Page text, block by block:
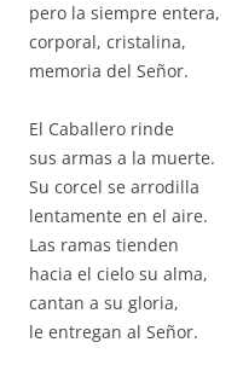
pero la siempre entera,
corporal, cristalina,
memoria del Señor.
El Caballero rinde
sus armas a la muerte.
Su corcel se arrodilla
lentamente en el aire.
Las ramas tienden
hacia el cielo su alma,
cantan a su gloria,
le entregan al Señor.